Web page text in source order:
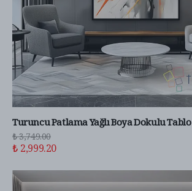
Turuncu Patlama Yağlı Boya Dokulu Tablo
₺ 3,749.00
₺ 2,999.20